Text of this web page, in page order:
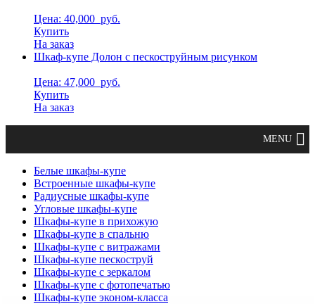
Цена: 40,000 руб.
Купить
На заказ
Шкаф-купе Долон с пескоструйным рисунком
Цена: 47,000 руб.
Купить
На заказ
Белые шкафы-купе
Встроенные шкафы-купе
Радиусные шкафы-купе
Угловые шкафы-купе
Шкафы-купе в прихожую
Шкафы-купе в спальню
Шкафы-купе с витражами
Шкафы-купе пескоструй
Шкафы-купе с зеркалом
Шкафы-купе с фотопечатью
Шкафы-купе эконом-класса